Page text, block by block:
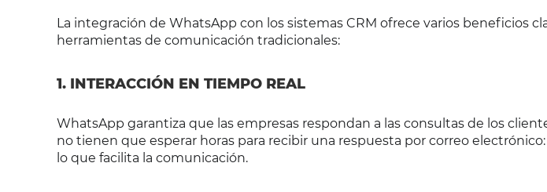
La integración de WhatsApp con los sistemas CRM ofrece varios beneficios
herramientas de comunicación tradicionales:
1. INTERACCIÓN EN TIEMPO REAL
WhatsApp garantiza que las empresas respondan a las consultas de los
no tienen que esperar horas para recibir una respuesta por correo
lo que facilita la comunicación.